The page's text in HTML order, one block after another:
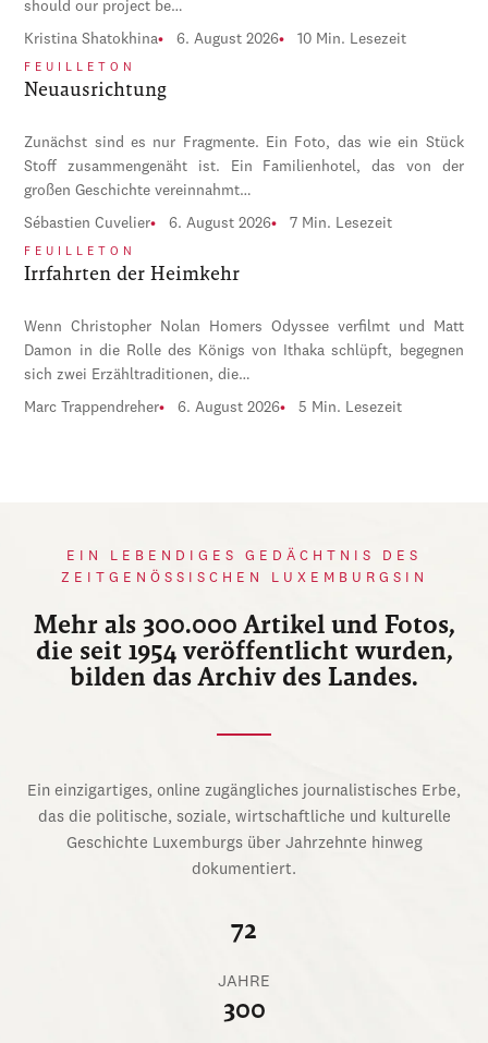
should our project be…
Kristina Shatokhina 6. August 2026 10 Min. Lesezeit
FEUILLETON
Neuausrichtung
Zunächst sind es nur Fragmente. Ein Foto, das wie ein Stück
Stoff zusammengenäht ist. Ein Familienhotel, das von der
großen Geschichte vereinnahmt…
Sébastien Cuvelier 6. August 2026 7 Min. Lesezeit
FEUILLETON
Irrfahrten der Heimkehr
Wenn Christopher Nolan Homers Odyssee verfilmt und Matt
Damon in die Rolle des Königs von Ithaka schlüpft, begegnen
sich zwei Erzähltraditionen, die…
Marc Trappendreher 6. August 2026 5 Min. Lesezeit
EIN LEBENDIGES GEDÄCHTNIS DES
ZEITGENÖSSISCHEN LUXEMBURGSIN
Mehr als 300.000 Artikel und Fotos,
die seit 1954 veröffentlicht wurden,
bilden das Archiv des Landes.
Ein einzigartiges, online zugängliches journalistisches Erbe,
das die politische, soziale, wirtschaftliche und kulturelle
Geschichte Luxemburgs über Jahrzehnte hinweg
dokumentiert.
72
JAHRE
300